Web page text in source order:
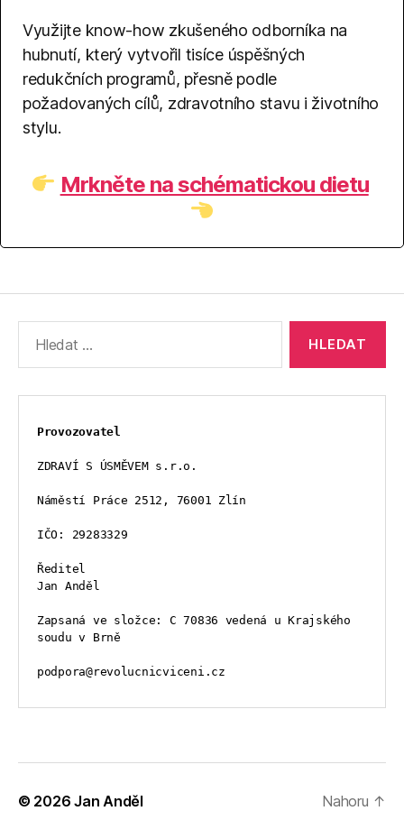
Využijte know-how zkušeného odborníka na
hubnutí, který vytvořil tisíce úspěšných
redukčních programů, přesně podle
požadovaných cílů, zdravotního stavu i životního
stylu.
Mrkněte na schématickou dietu
vyhledávání:
Provozovatel
ZDRAVÍ S ÚSMĚVEM s.r.o.
Náměstí Práce 2512, 76001 Zlín
IČO: 29283329
Ředitel
Jan Anděl
Zapsaná ve složce: C 70836 vedená u Krajského
soudu v Brně
podpora@revolucnicviceni.cz
© 2026Jan Anděl Nahoru ↑